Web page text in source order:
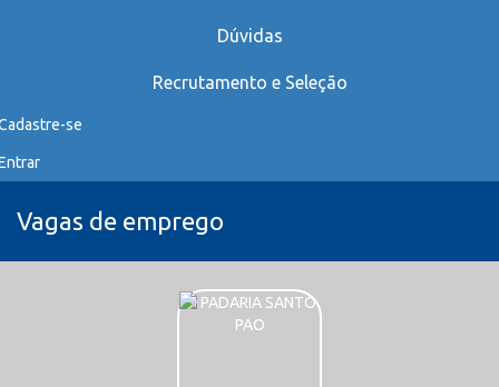
Dúvidas
Recrutamento e Seleção
se
Vagas de emprego